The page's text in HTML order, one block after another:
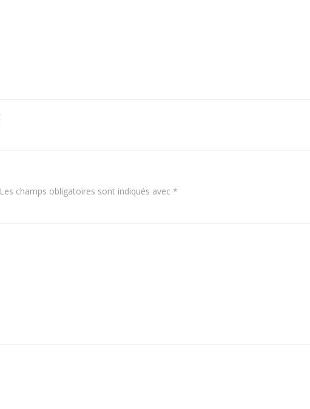
Les champs obligatoires sont indiqués avec *